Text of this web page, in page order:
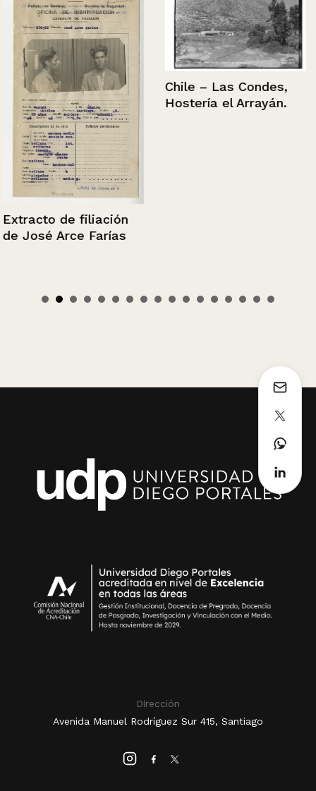
Extracto de filiación
de José Arce Farías
Chile – Las Condes,
Hostería el Arrayán.
Dirección
Avenida Manuel Rodríguez Sur 415, Santiago